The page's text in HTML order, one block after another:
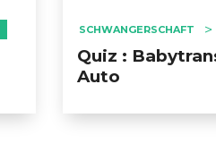
SCHWANGERSCHAFT
Quiz :
Auto